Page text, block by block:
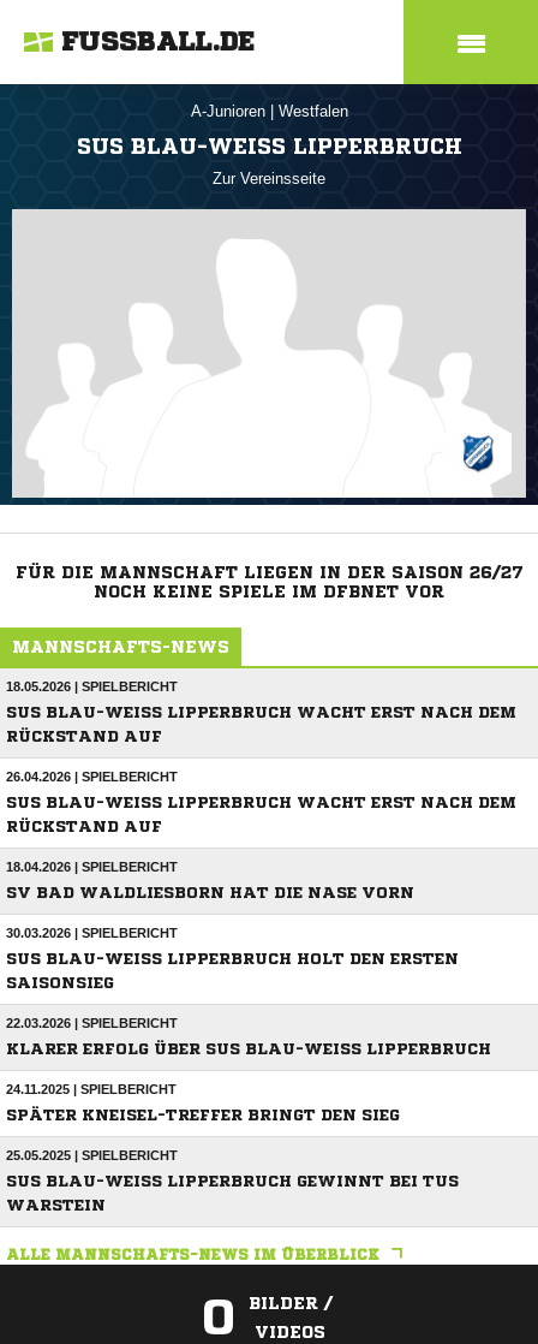
FUSSBALL.DE
A-Junioren Westfalen
SUS BLAU-WEISS LIPPERBRUCH
Zur Vereinsseite
FÜR DIE MANNSCHAFT LIEGEN IN DER SAISON 26/27
NOCH KEINE SPIELE IM DFBNET VOR
MANNSCHAFTS-NEWS
18.05.2026 | SPIELBERICHT
SUS BLAU-WEISS LIPPERBRUCH WACHT ERST NACH DEM R
ÜCKSTAND AUF
26.04.2026 | SPIELBERICHT
SUS BLAU-WEISS LIPPERBRUCH WACHT ERST NACH DEM R
ÜCKSTAND AUF
18.04.2026 | SPIELBERICHT
SV BAD WALDLIESBORN HAT DIE NASE VORN
30.03.2026 | SPIELBERICHT
SUS BLAU-WEISS LIPPERBRUCH HOLT DEN ERSTEN S
AISONSIEG
22.03.2026 | SPIELBERICHT
KLARER ERFOLG ÜBER SUS BLAU-WEISS LIPPERBRUCH
24.11.2025 | SPIELBERICHT
SPÄTER KNEISEL-TREFFER BRINGT DEN SIEG
25.05.2025 | SPIELBERICHT
SUS BLAU-WEISS LIPPERBRUCH GEWINNT BEI TUS W
ARSTEIN
ALLE MANNSCHAFTS-NEWS IM ÜBERBLICK
0
BILDER /
VIDEOS